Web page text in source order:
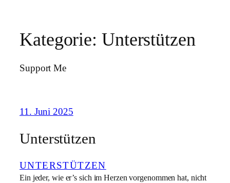
Kategorie: Unterstützen
Support Me
11. Juni 2025
Unterstützen
UNTERSTÜTZEN
Ein jeder, wie er’s sich im Herzen vorgenommen hat, nicht